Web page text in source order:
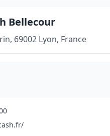
Bellecour
69002 Lyon, France